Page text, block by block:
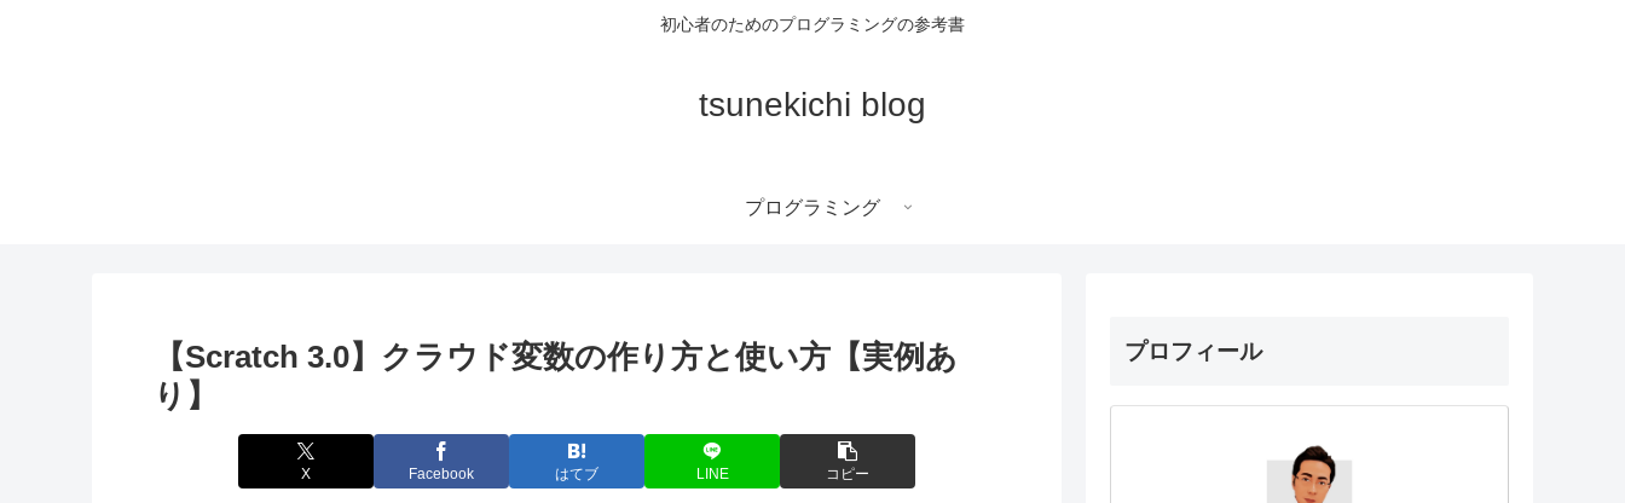
初心者のためのプログラミングの参考書
tsunekichi blog
プログラミング
【Scratch 3.0】クラウド変数の作り方と使い方【実例あ
り】
X Facebook はてブ LINE コピー
プロフィール